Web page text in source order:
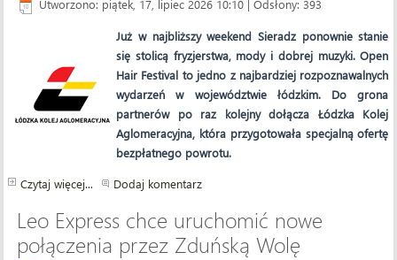
Utworzono: piątek, 17, lipiec 2026 10:10 | Odsłony: 393
Już w najbliższy weekend Sieradz ponownie stanie
się stolicą fryzjerstwa, mody i dobrej muzyki. Open
Hair Festival to jedno z najbardziej rozpoznawalnych
wydarzeń w województwie łódzkim. Do grona
partnerów po raz kolejny dołącza Łódzka Kolej
Aglomeracyjna, która przygotowała specjalną ofertę
bezpłatnego powrotu.
Czytaj więcej... Dodaj komentarz
Leo Express chce uruchomić nowe
połączenia przez Zduńską Wolę